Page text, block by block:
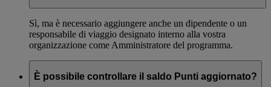
Sì, ma è necessario aggiungere anche un dipendente o un
responsabile di viaggio designato interno alla vostra
organizzazione come Amministratore del programma.
È possibile controllare il saldo Punti aggiornato?